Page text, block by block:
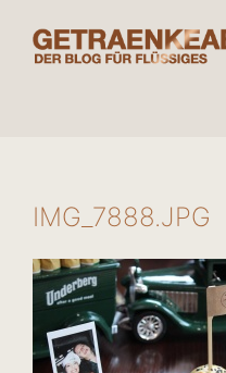
Inhalt
springen
IMG_7888.JPG